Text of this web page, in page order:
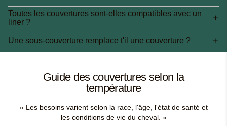
Toutes les couvertures sont-elles compatibles avec un
liner ?
Une sous-couverture remplace t'il une couverture ?
Guide des couvertures selon la
température
« Les besoins varient selon la race, l'âge, l'état de santé et
les conditions de vie du cheval. »